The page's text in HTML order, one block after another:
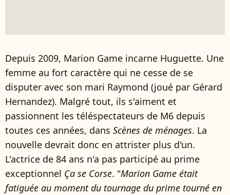
Depuis 2009, Marion Game incarne Huguette. Une
femme au fort caractère qui ne cesse de se
disputer avec son mari Raymond (joué par Gérard
Hernandez). Malgré tout, ils s'aiment et
passionnent les téléspectateurs de M6 depuis
toutes ces années, dans Scènes de ménages. La
nouvelle devrait donc en attrister plus d'un.
L'actrice de 84 ans n'a pas participé au prime
exceptionnel Ça se Corse. "Marion Game était
fatiguée au moment du tournage du prime tourné en